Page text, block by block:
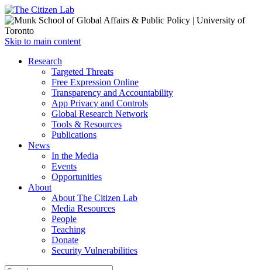
Open
menu
Skip to main content
Close
Research
Targeted Threats
Free Expression Online
Transparency and Accountability
App Privacy and Controls
Global Research Network
Tools & Resources
Publications
News
In the Media
Events
Opportunities
About
About The Citizen Lab
Media Resources
People
Teaching
Donate
Security Vulnerabilities